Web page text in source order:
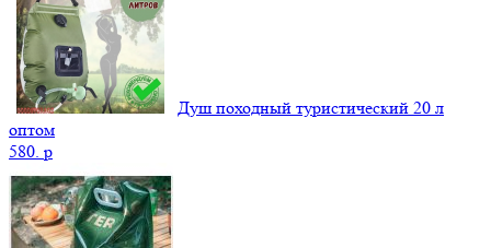
Душ походный туристический 20 л
оптом
580. p